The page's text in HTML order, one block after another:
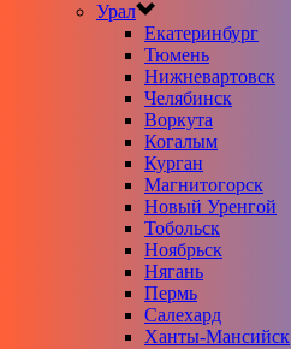
Урал
Екатеринбург
Тюмень
Нижневартовск
Челябинск
Воркута
Когалым
Курган
Магнитогорск
Новый Уренгой
Тобольск
Ноябрьск
Нягань
Пермь
Салехард
Ханты-Мансийск